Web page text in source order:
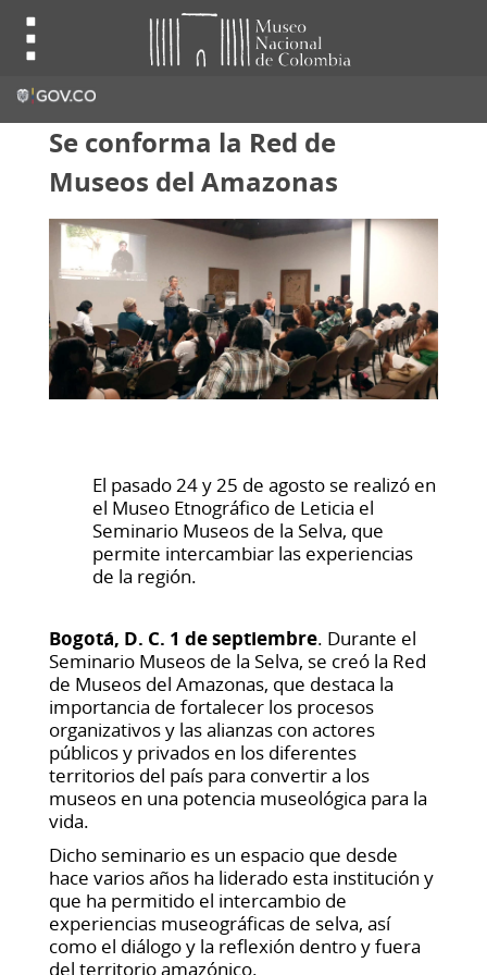
Se conforma la Red de
Museos del Amazonas
El pasado 24 y 25 de agosto se realizó en
el Museo Etnográfico de Leticia el
Seminario Museos de la Selva, que
permite intercambiar las experiencias
de la región.
Bogotá, D. C. 1 de septiembre. Durante el
Seminario Museos de la Selva, se creó la Red
de Museos del Amazonas, que destaca la
importancia de fortalecer los procesos
organizativos y las alianzas con actores
públicos y privados en los diferentes
territorios del país para convertir a los
museos en una potencia museológica para la
vida.
Dicho seminario es un espacio que desde
hace varios años ha liderado esta institución y
que ha permitido el intercambio de
experiencias museográficas de selva, así
como el diálogo y la reflexión dentro y fuera
del territorio amazónico.